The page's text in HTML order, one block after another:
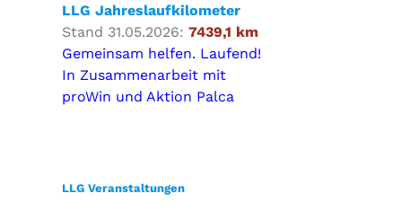
LLG Jahreslaufkilometer
Stand 31.05.2026: 7439,1 km
Gemeinsam helfen. Laufend!
In Zusammenarbeit mit
proWin und Aktion Palca
LLG Veranstaltungen